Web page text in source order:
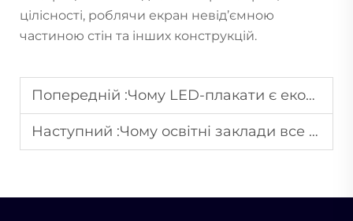
цілісності, роблячи екран невід’ємною
частиною стін та інших конструкцій.
Попередній :Чому LED-плакати є економічно вигідним варіантом для короткострокових акцій?
Наступний :Чому освітні заклади все частіше впроваджують екрані LED-дисплеї?